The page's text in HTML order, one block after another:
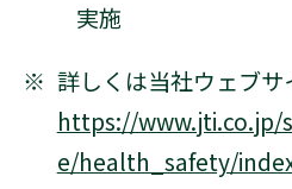
実施
※ 詳しくは当社ウェブサ
https://
e/health_safety/